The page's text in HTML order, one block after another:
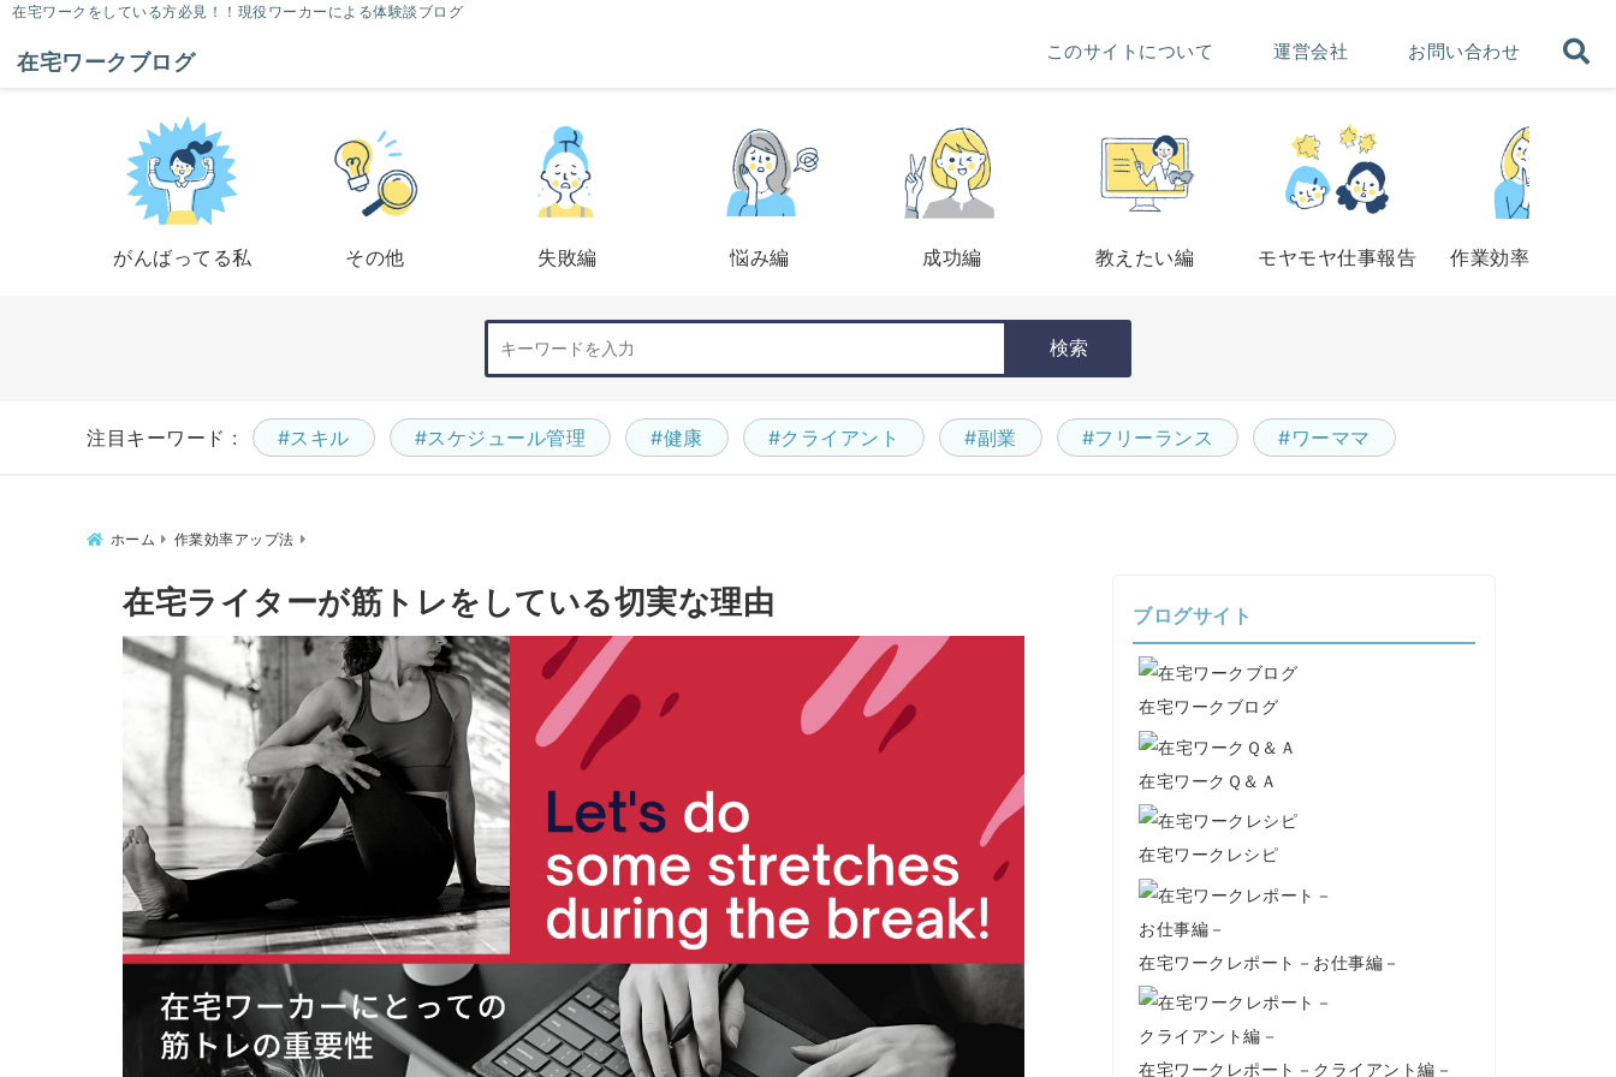
在宅ワークをしている方必見！！現役ワーカーによる体験談ブログ
在宅ワークブログ このサイトについて 運営会社 お問い合わせ
がんばってる私 その他 失敗編 悩み編 成功編 教えたい編 モヤモヤ仕事報告 作業効率アップ法
検索
注目キーワード : #スキル #スケジュール管理 #健康 #クライアント #副業 #フリーランス #ワーママ
ホーム 作業効率アップ法
在宅ライターが筋トレをしている切実な理由 ブログサイト
在宅ワークブログ
在宅ワークＱ＆Ａ
在宅ワークレシピ
在宅ワークレポート－お仕事編－
在宅ワークレポート－クライアント編－